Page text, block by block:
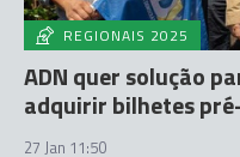
REGIONAIS 2025
ADN quer solução
adquirir bilhetes
27 Jan 11:50